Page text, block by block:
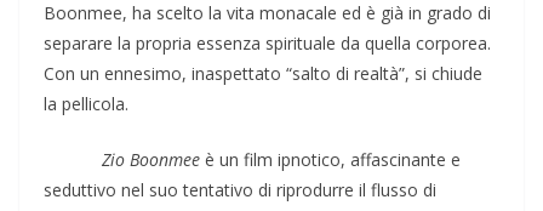
Boonmee, ha scelto la vita monacale ed è già in grado di
separare la propria essenza spirituale da quella corporea.
Con un ennesimo, inaspettato “salto di realtà”, si chiude
la pellicola.
Zio Boonmee è un film ipnotico, affascinante e
seduttivo nel suo tentativo di riprodurre il flusso di